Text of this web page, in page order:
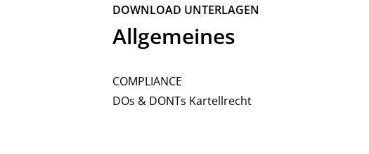
DOWNLOAD UNTERLAGEN
Allgemeines
COMPLIANCE
DOs & DONTs Kartellrecht